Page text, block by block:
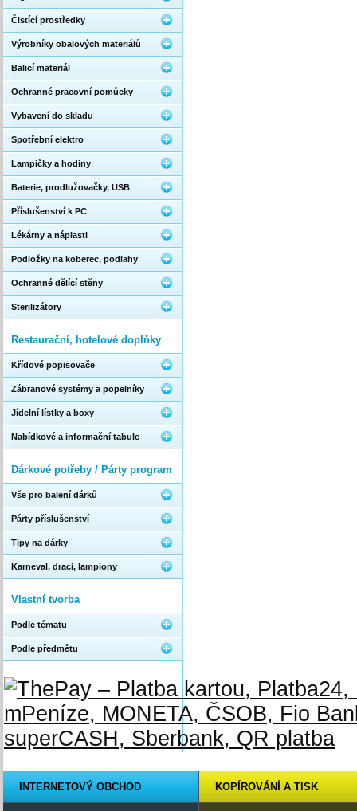
Čistící prostředky
Výrobníky obalových materiálů
Balicí materiál
Ochranné pracovní pomůcky
Vybavení do skladu
Spotřební elektro
Lampičky a hodiny
Baterie, prodlužovačky, USB
Příslušenství k PC
Lékárny a náplasti
Podložky na koberec, podlahy
Ochranné dělící stěny
Sterilizátory
Restaurační, hotelové doplňky
Křídové popisovače
Zábranové systémy a popelníky
Jídelní lístky a boxy
Nabídkové a informační tabule
Dárkové potřeby / Párty program
Vše pro balení dárků
Párty příslušenství
Tipy na dárky
Karneval, draci, lampiony
Vlastní tvorba
Podle tématu
Podle předmětu
INTERNETOVÝ OBCHOD KOPÍROVÁNÍ A TISK